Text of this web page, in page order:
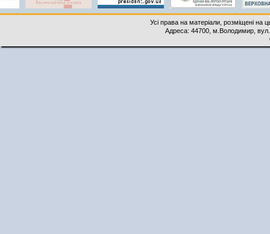
Усі права на матеріали, розміщені на
Адреса: 44700, м.Володимир,